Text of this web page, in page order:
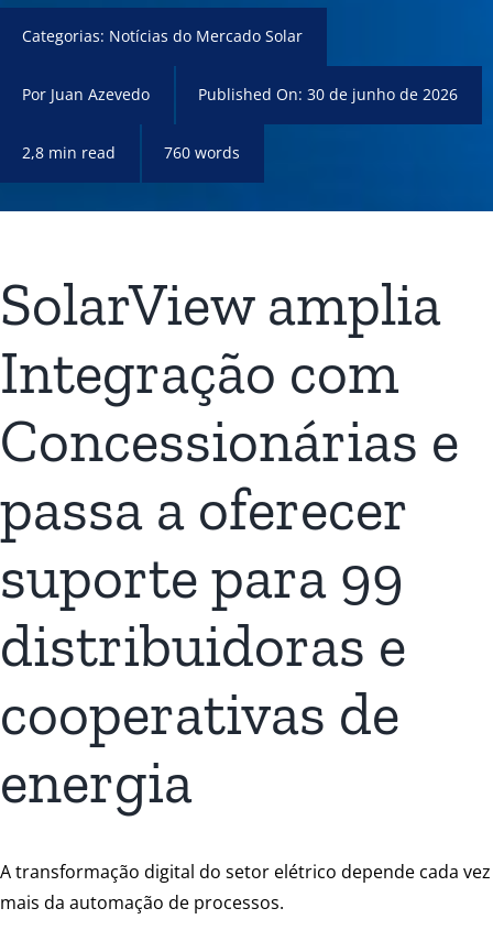
Categorias: Notícias do Mercado Solar
Por Juan Azevedo Published On: 30 de junho de 2026
2,8 min read 760 words
SolarView amplia
Integração com
Concessionárias e
passa a oferecer
suporte para 99
distribuidoras e
cooperativas de
energia
A transformação digital do setor elétrico depende cada vez
mais da automação de processos.